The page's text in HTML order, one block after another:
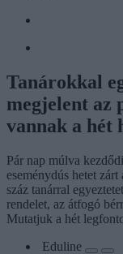
Tanárokkal
megjelent az
vannak a hét
Pár nap múlva
eseménydús hetet
száz tanárral
rendelet, az átfogó
Mutatjuk a hét
Eduline